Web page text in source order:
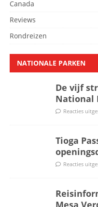
Canada
Reviews
Rondreizen
NATIONALE PARKEN
De vijf
National
Reacties
Tioga
Reacties